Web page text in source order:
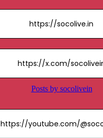
https://socolive.in
https://x.com/
https://youtube.com/